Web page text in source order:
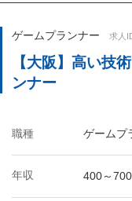
ゲームプランナー 求人
【大阪】高い技
ンナー
職種 ゲームプ
年収 400～